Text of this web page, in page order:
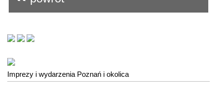
Imprezy i wydarzenia Poznań i okolica